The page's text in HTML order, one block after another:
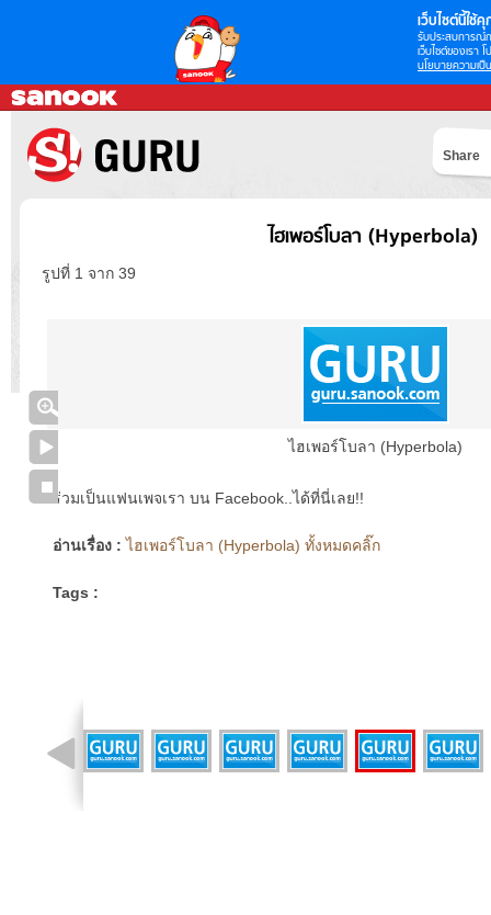
เว็บไซต์นี้ใช้คุ
รับประสบการณ์
เว็บไซต์ของเรา
นโยบายความเป็
Share
ไฮเพอร์โบลา (Hyperbola)
รูปที่ 1 จาก 39
ไฮเพอร์โบลา (Hyperbola)
ร่วมเป็นแฟนเพจเรา บน Facebook..ได้ที่นี่เลย!!
อ่านเรื่อง : ไฮเพอร์โบลา (Hyperbola) ทั้งหมดคลิ๊ก
Tags :